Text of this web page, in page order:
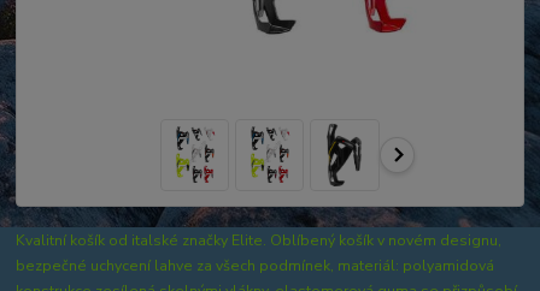
Kvalitní košík od italské značky Elite. Oblíbený košík v novém designu,
bezpečné uchycení lahve za všech podmínek, materiál: polyamidová